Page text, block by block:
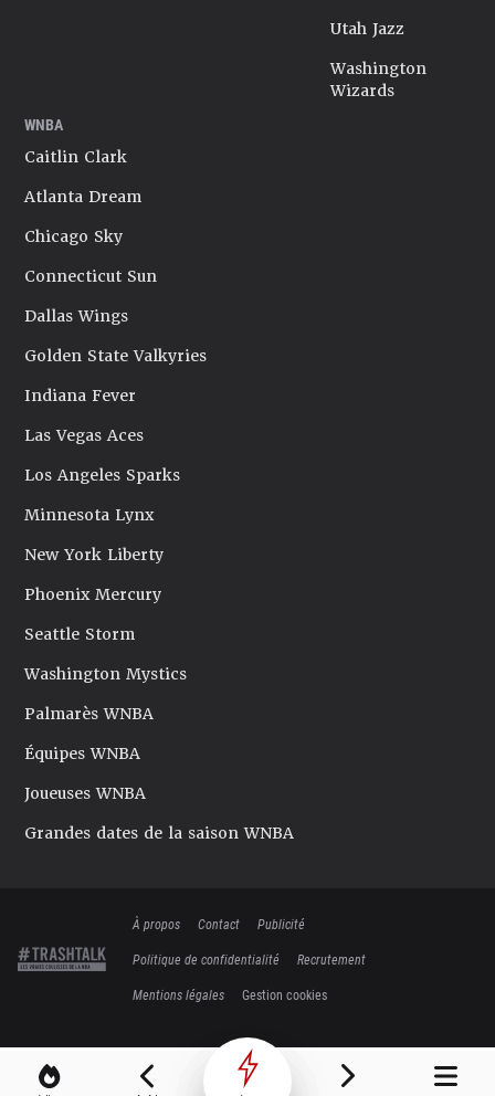
Utah Jazz
Washington
Wizards
WNBA
Caitlin Clark
Atlanta Dream
Chicago Sky
Connecticut Sun
Dallas Wings
Golden State Valkyries
Indiana Fever
Las Vegas Aces
Los Angeles Sparks
Minnesota Lynx
New York Liberty
Phoenix Mercury
Seattle Storm
Washington Mystics
Palmarès WNBA
Équipes WNBA
Joueuses WNBA
Grandes dates de la saison WNBA
À propos Contact
Publicité
Politique de confidentialité
Recrutement
Mentions légales
Gestion cookies